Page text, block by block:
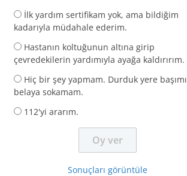
İlk yardım sertifikam yok, ama bildiğim
kadarıyla müdahale ederim.
Hastanın koltuğunun altına girip
çevredekilerin yardımıyla ayağa kaldırırım.
Hiç bir şey yapmam. Durduk yere başımı
belaya sokamam.
112'yi ararım.
Sonuçları görüntüle